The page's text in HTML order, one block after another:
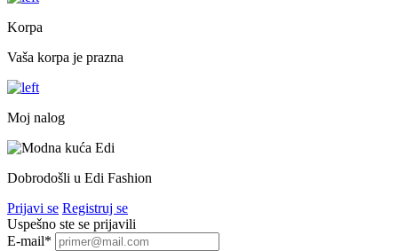
Korpa
Vaša korpa je prazna
Moj nalog
Dobrodošli u Edi Fashion
Prijavi se Registruj se
Uspešno ste se prijavili
E-mail*